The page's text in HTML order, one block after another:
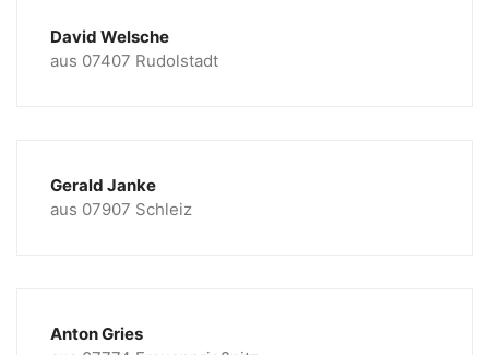
David Welsche
aus 07407 Rudolstadt
Gerald Janke
aus 07907 Schleiz
Anton Gries